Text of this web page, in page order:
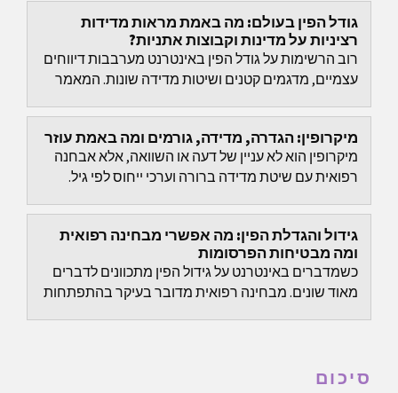
גודל הפין בעולם: מה באמת מראות מדידות
רציניות על מדינות וקבוצות אתניות?
רוב הרשימות על גודל הפין באינטרנט מערבבות דיווחים
עצמיים, מדגמים קטנים ושיטות מדידה שונות. המאמר
נתוני...
מיקרופין: הגדרה, מדידה, גורמים ומה באמת עוזר
מיקרופין הוא לא עניין של דעה או השוואה, אלא אבחנה
רפואית עם שיטת מדידה ברורה וערכי ייחוס לפי גיל.
גידול והגדלת הפין: מה אפשרי מבחינה רפואית
ומה מבטיחות הפרסומות
כשמדברים באינטרנט על גידול הפין מתכוונים לדברים
מאוד שונים. מבחינה רפואית מדובר בעיקר בהתפתחות
סיכום